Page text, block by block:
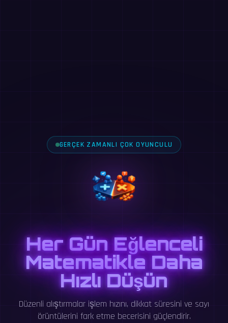
GERÇEK ZAMANLI ÇOK OYUNCULU
Her Gün Eğlenceli
Matematikle Daha
Hızlı Düşün
Düzenli alıştırmalar işlem hızını, dikkat süresini ve sayı
örüntülerini fark etme becerisini güçlendirir.